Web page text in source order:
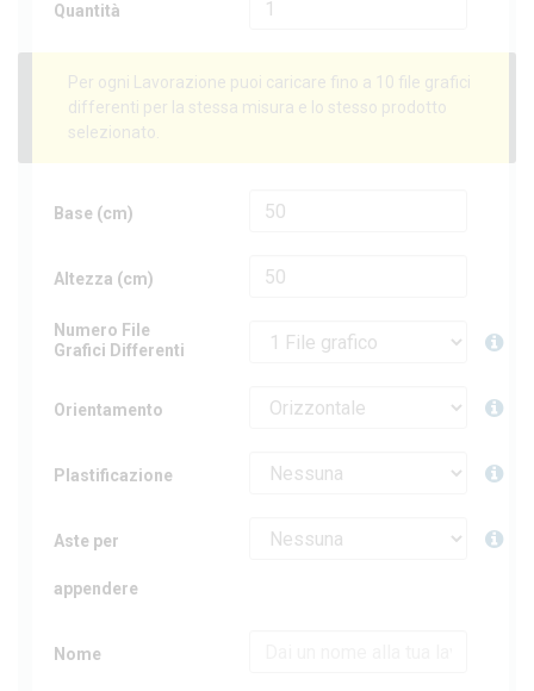
Quantità
Per ogni Lavorazione puoi caricare fino a 10 file grafici
differenti per la stessa misura e lo stesso prodotto
selezionato.
Base (cm)
Altezza (cm)
Numero File
Grafici Differenti
Orientamento
Plastificazione
Aste per
appendere
Nome